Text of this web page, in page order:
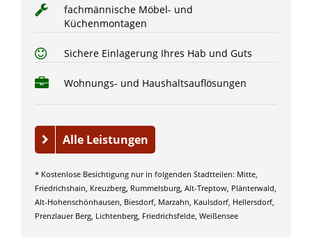
fachmännische Möbel- und
Küchenmontagen
Sichere Einlagerung Ihres Hab und Guts
Wohnungs- und Haushaltsauflösungen
Alle Leistungen
* Kostenlose Besichtigung nur in folgenden Stadtteilen: Mitte,
Friedrichshain, Kreuzberg, Rummelsburg, Alt-Treptow, Plänterwald,
Alt-Hohenschönhausen, Biesdorf, Marzahn, Kaulsdorf, Hellersdorf,
Prenzlauer Berg, Lichtenberg, Friedrichsfelde, Weißensee